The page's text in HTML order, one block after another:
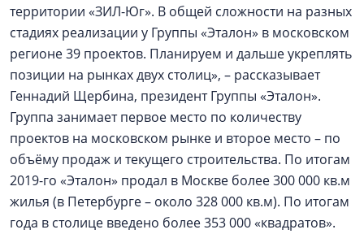
территории «ЗИЛ-Юг». В общей сложности на разных
стадиях реализации у Группы «Эталон» в московском
регионе 39 проектов. Планируем и дальше укреплять
позиции на рынках двух столиц», – рассказывает
Геннадий Щербина, президент Группы «Эталон».
Группа занимает первое место по количеству
проектов на московском рынке и второе место – по
объёму продаж и текущего строительства. По итогам
2019-го «Эталон» продал в Москве более 300 000 кв.м
жилья (в Петербурге – около 328 000 кв.м). По итогам
года в столице введено более 353 000 «квадратов».